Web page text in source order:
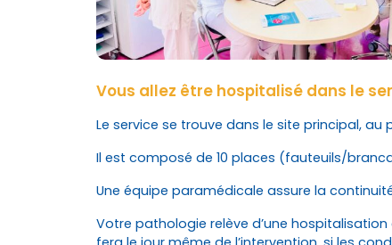
Vous allez être hospitalisé dans le
Le service se trouve dans le site principal, au
Il est composé de 10 places (fauteuils/
Une équipe paramédicale assure la
Votre pathologie relève d’une